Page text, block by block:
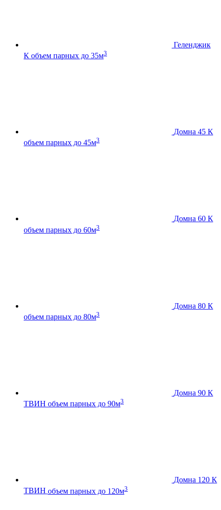
Геленджик
К объем парных до 35м3
Домна 45 К
объем парных до 45м3
Домна 60 К
объем парных до 60м3
Домна 80 К
объем парных до 80м3
Домна 90 К
ТВИН объем парных до 90м3
Домна 120 К
ТВИН объем парных до 120м3